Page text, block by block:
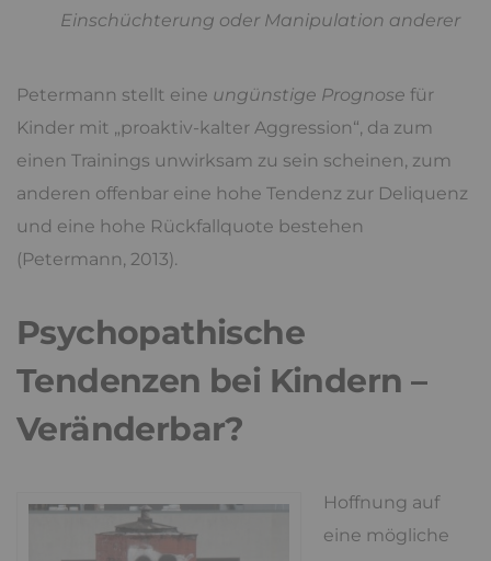
Einschüchterung oder Manipulation anderer
Petermann stellt eine ungünstige Prognose für
Kinder mit „proaktiv-kalter Aggression“, da zum
einen Trainings unwirksam zu sein scheinen, zum
anderen offenbar eine hohe Tendenz zur Deliquenz
und eine hohe Rückfallquote bestehen
(Petermann, 2013).
Psychopathische
Tendenzen bei Kindern –
Veränderbar?
Hoffnung auf
eine mögliche